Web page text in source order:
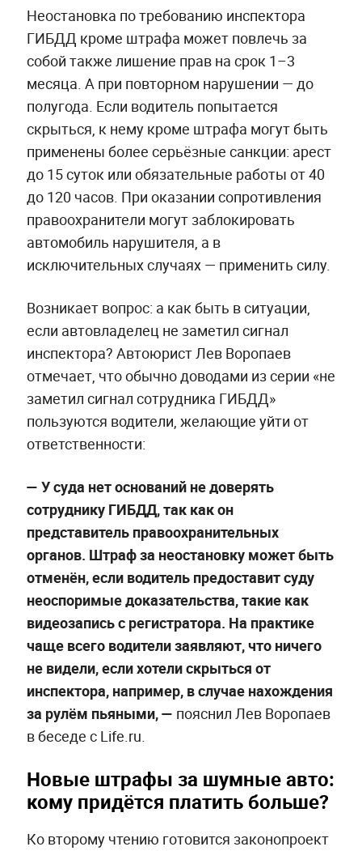
Неостановка по требованию инспектора
ГИБДД кроме штрафа может повлечь за
собой также лишение прав на срок 1–3
месяца. А при повторном нарушении — до
полугода. Если водитель попытается
скрыться, к нему кроме штрафа могут быть
применены более серьёзные санкции: арест
до 15 суток или обязательные работы от 40
до 120 часов. При оказании сопротивления
правоохранители могут заблокировать
автомобиль нарушителя, а в
исключительных случаях — применить силу.
Возникает вопрос: а как быть в ситуации,
если автовладелец не заметил сигнал
инспектора? Автоюрист Лев Воропаев
отмечает, что обычно доводами из серии «не
заметил сигнал сотрудника ГИБДД»
пользуются водители, желающие уйти от
ответственности:
— У суда нет оснований не доверять
сотруднику ГИБДД, так как он
представитель правоохранительных
органов. Штраф за неостановку может быть
отменён, если водитель предоставит суду
неоспоримые доказательства, такие как
видеозапись с регистратора. На практике
чаще всего водители заявляют, что ничего
не видели, если хотели скрыться от
инспектора, например, в случае нахождения
за рулём пьяными, — пояснил Лев Воропаев
в беседе с Life.ru.
Новые штрафы за шумные авто:
кому придётся платить больше?
Ко второму чтению готовится законопроект